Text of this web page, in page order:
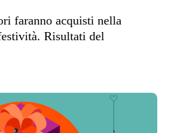
faranno acquisti nella
Risultati del